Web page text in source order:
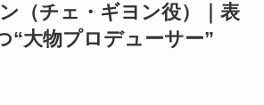
（チェ・ギヨン役）｜表
“大物プロデューサー”